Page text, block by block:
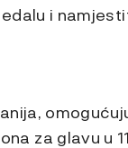
i
za glavu u